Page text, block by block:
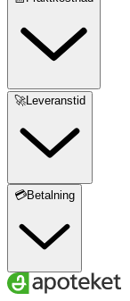
🚀Leveranstid
💳Betalning